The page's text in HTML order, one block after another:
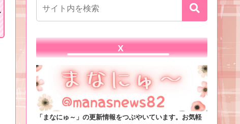
X
「まなにゅ～」の更新情報をつぶやいています。お気軽